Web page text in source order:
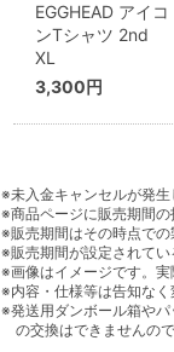
EGGHEAD アイコ
ンTシャツ 2nd
XL
3,300円
※未入金キャンセルが発生
※商品ページに販売期間の
※販売期間はその時点での
※販売期間が設定されてい
※画像はイメージです。実
※内容・仕様等は告知なく
※発送用ダンボール箱や
の交換はできませんの